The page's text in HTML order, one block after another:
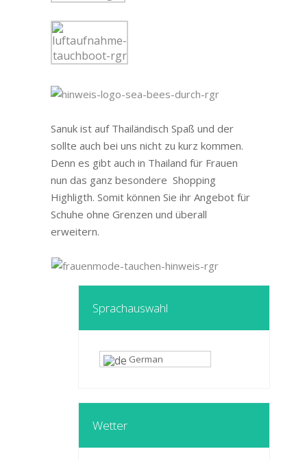
Sanuk ist auf Thailändisch Spaß und der
sollte auch bei uns nicht zu kurz kommen.
Denn es gibt auch in Thailand für Frauen
nun das ganz besondere Shopping
Highligth. Somit können Sie ihr Angebot für
Schuhe ohne Grenzen und überall
erweitern.
Sprachauswahl
German
Wetter